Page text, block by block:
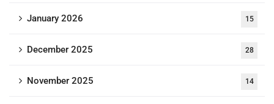
January 2026 15
December 2025 28
November 2025 14